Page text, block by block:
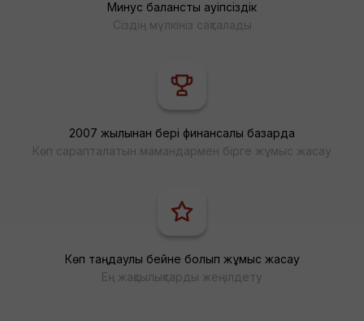
Минус баланстық қауіпсіздік
Сіздің мүлкініз сақталады
2007 жылынан бері финансалық базарда
Көп сарапталатын мамандармен бірге жұмыс жасау
Көп таңдаулы бейне болып жұмыс жасау
Ең жақсылықтарды жеңілдету